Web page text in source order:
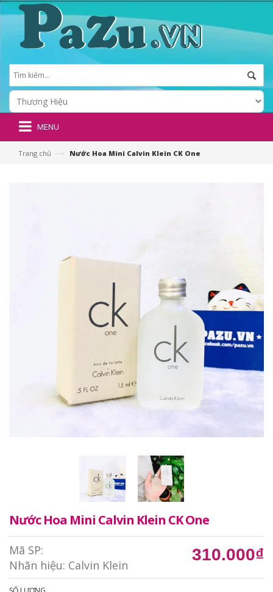
MENU
Trang chủ —› Nước Hoa Mini Calvin Klein CK One
Nước Hoa Mini Calvin Klein CK One
Mã SP:
Nhãn hiệu: Calvin Klein
310.000₫